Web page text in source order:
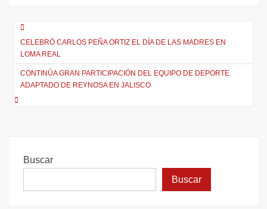
Navegación
de
entradas
CELEBRÓ CARLOS PEÑA ORTIZ EL DÍA DE LAS MADRES EN
LOMA REAL
CONTINÚA GRAN PARTICIPACIÓN DEL EQUIPO DE DEPORTE
ADAPTADO DE REYNOSA EN JALISCO
Buscar
Buscar